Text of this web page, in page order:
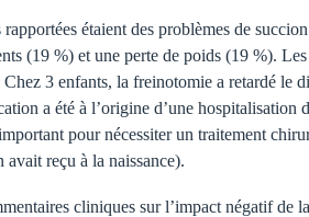
étaient des problèmes de
(19 %) et une perte de poids (19 %).
3 enfants, la freinotomie a retardé le
a été à l’origine d’une hospitalisation
pour nécessiter un traitement
reçu à la naissance).
cliniques sur l’impact négatif